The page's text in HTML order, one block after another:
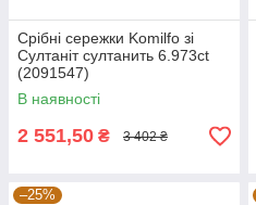
Срібні сережки Komilfo зі
Султаніт султанить 6.973ct
(2091547)
В наявності
2 551,50 ₴ 3 402 ₴
–25%